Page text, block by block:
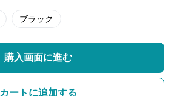
ブラック
購入画面に進む
カートに追加する